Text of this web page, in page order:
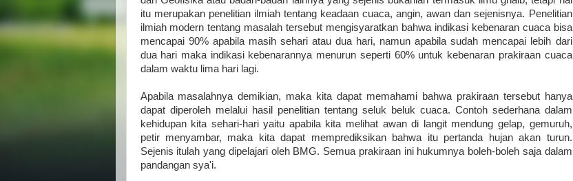
itu merupakan penelitian ilmiah tentang keadaan cuaca, angin, awan dan sejenisnya. Penelitian
ilmiah modern tentang masalah tersebut mengisyaratkan bahwa indikasi kebenaran cuaca bisa
mencapai 90% apabila masih sehari atau dua hari, namun apabila sudah mencapai lebih dari
dua hari maka indikasi kebenarannya menurun seperti 60% untuk kebenaran prakiraan cuaca
dalam waktu lima hari lagi.
Apabila masalahnya demikian, maka kita dapat memahami bahwa prakiraan tersebut hanya
dapat diperoleh melalui hasil penelitian tentang seluk beluk cuaca. Contoh sederhana dalam
kehidupan kita sehari-hari yaitu apabila kita melihat awan di langit mendung gelap, gemuruh,
petir menyambar, maka kita dapat memprediksikan bahwa itu pertanda hujan akan turun.
Sejenis itulah yang dipelajari oleh BMG. Semua prakiraan ini hukumnya boleh-boleh saja dalam
pandangan sya'i.